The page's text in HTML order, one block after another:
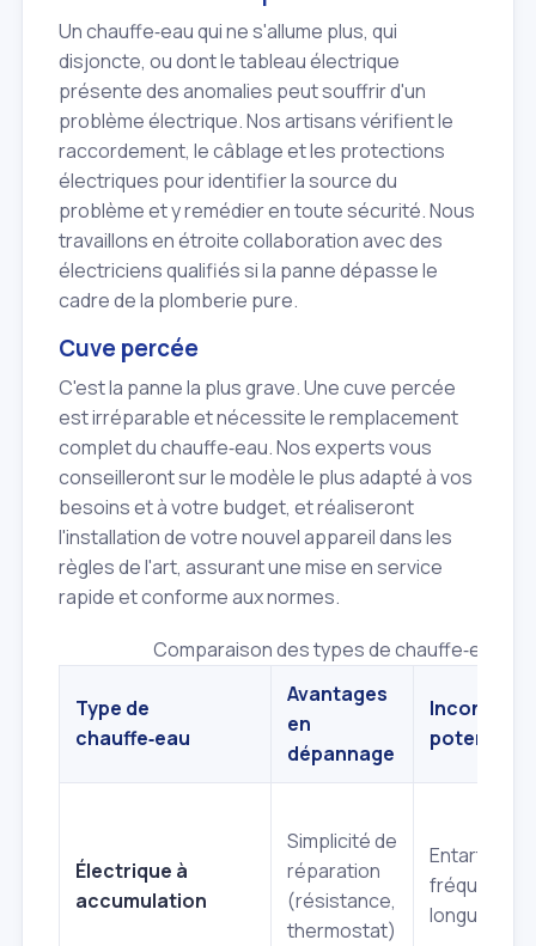
Un chauffe‑eau qui ne s'allume plus, qui
disjoncte, ou dont le tableau électrique
présente des anomalies peut souffrir d'un
problème électrique. Nos artisans vérifient le
raccordement, le câblage et les protections
électriques pour identifier la source du
problème et y remédier en toute sécurité. Nous
travaillons en étroite collaboration avec des
électriciens qualifiés si la panne dépasse le
cadre de la plomberie pure.
Cuve percée
C'est la panne la plus grave. Une cuve percée
est irréparable et nécessite le remplacement
complet du chauffe‑eau. Nos experts vous
conseilleront sur le modèle le plus adapté à vos
besoins et à votre budget, et réaliseront
l'installation de votre nouvel appareil dans les
règles de l'art, assurant une mise en service
rapide et conforme aux normes.
Comparaison des types de chauffe‑eau et
Type de
chauffe‑eau
Avantages
en
dépannage
potentiels
Électrique à
accumulation
Simplicité de
réparation
(résistance,
thermostat)
Entartrage
fréquent,
longue